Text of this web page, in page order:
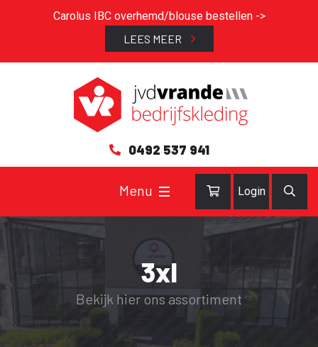
Carolus IBC overhemd/blouse bestellen ->
LEES MEER
0492 537 941
Login
3xl
Bekijk hier ons assortiment